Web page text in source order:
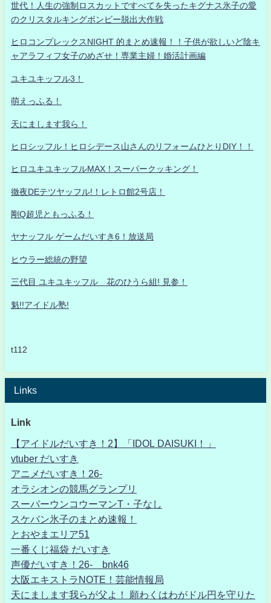
世代！人生の強制ロスカットですべてを失ったキグナス氷子の愛
のクリスタルキングボンビー脱出大作戦
ヒロコンプレックスNIGHT 的まとめ速報！！子供が欲しいど陰キ
ャアラフィフ女子のめざせ！専業主婦！婚活計画編
ユキユキッフル3！
萌えっふる！
天にまします我ら！
ヒロシッフル！ヒロシデース山さんのリフォームひとりDIY！！
ヒロユキユキッフルMAX！スーパークッキング！
徹夜DEテツヤッフル!！レトロ館2号店！
剛Q超児ともっふる！
ヤナッフル ゲームだいすき6！放送局
ヒウラー総統の野望
三代目 ユキユキッフル 花のひうら組! 見参！
魁!!アイドル塾!
t112
Links
Link
【アイドルだいすき！2】「IDOL DAISUKI！」
vtuber だいすき
アニメだいすき！26-
オラシオンの競馬グランプリ
スーパーウンコウーマンT・子なし
スケバン氷子のまとめ速報！
とおやまエリア51
一番くじ福袋 だいすき
声優だいすき！26- bnk46
大阪エキストラNOTE！芸能情報局
天にまします我らが父よ！ 願わくはわがドル円を守りた